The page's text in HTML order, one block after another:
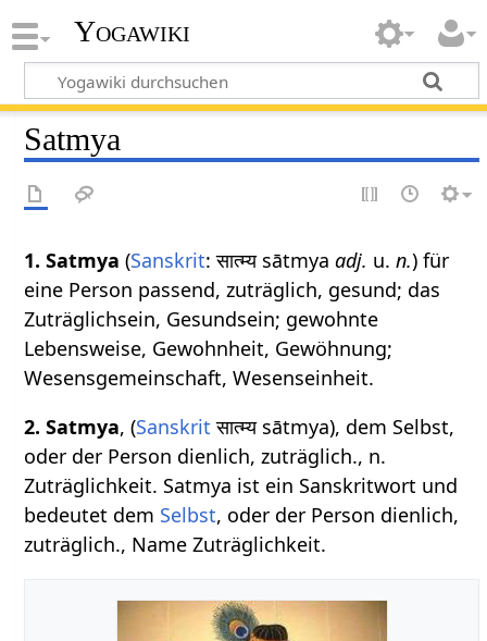
Yogawiki
Satmya
1. Satmya (Sanskrit: सात्म्य sātmyaadj. u.n.) für
eine Person passend, zuträglich, gesund; das
Zuträglichsein, Gesundsein; gewohnte
Lebensweise, Gewohnheit, Gewöhnung;
Wesensgemeinschaft, Wesenseinheit.
2. Satmya, (Sanskrit सात्म्य sātmya), dem Selbst,
oder der Person dienlich, zuträglich., n.
Zuträglichkeit. Satmya ist ein Sanskritwort und
bedeutet dem Selbst, oder der Person dienlich,
zuträglich., Name Zuträglichkeit.